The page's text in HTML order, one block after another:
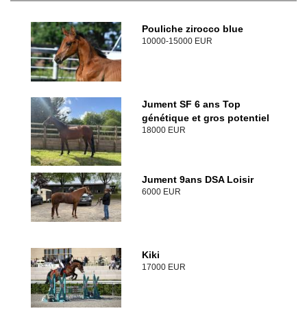
Pouliche zirocco blue
10000-15000 EUR
Jument SF 6 ans Top
génétique et gros potentiel
18000 EUR
Jument 9ans DSA Loisir
6000 EUR
Kiki
17000 EUR